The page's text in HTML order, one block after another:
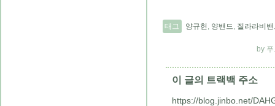
태그 양규헌 , 양밴드, 질라라비
이 글의 트랙백 주소
https://blog.jinbo.net/